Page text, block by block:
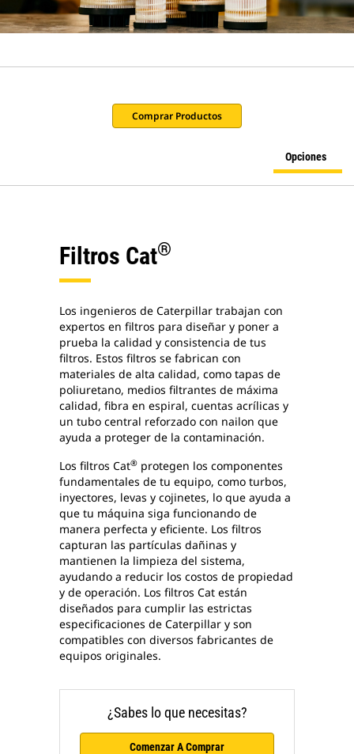
Comprar Productos
Opciones
Filtros Cat®
Los ingenieros de Caterpillar trabajan con
expertos en filtros para diseñar y poner a
prueba la calidad y consistencia de tus
filtros. Estos filtros se fabrican con
materiales de alta calidad, como tapas de
poliuretano, medios filtrantes de máxima
calidad, fibra en espiral, cuentas acrílicas y
un tubo central reforzado con nailon que
ayuda a proteger de la contaminación.
Los filtros Cat® protegen los componentes
fundamentales de tu equipo, como turbos,
inyectores, levas y cojinetes, lo que ayuda a
que tu máquina siga funcionando de
manera perfecta y eficiente. Los filtros
capturan las partículas dañinas y
mantienen la limpieza del sistema,
ayudando a reducir los costos de propiedad
y de operación. Los filtros Cat están
diseñados para cumplir las estrictas
especificaciones de Caterpillar y son
compatibles con diversos fabricantes de
equipos originales.
¿Sabes lo que necesitas?
Comenzar A Comprar